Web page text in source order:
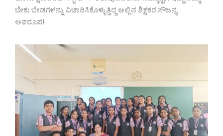
ಬೇಕು ಬೇಡಗಳನ್ನು ವಿಚಾರಿಸಿಕೊಳ್ಳುತ್ತಿದ್ದ ಅಲ್ಲಿನ ಶಿಕ್ಷಕರ ಸೌಜನ್ಯ
ಅಪರೂಪ!